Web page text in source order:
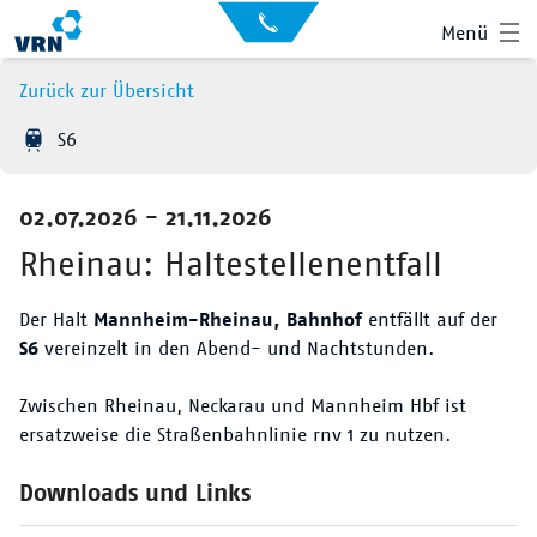
Menü
Auskunft
für
Kontakt
Leichte Sprache
Suche
Hauptnavigation
Fahrplan
Liniennetz
Mobilität
Service
Zurück zur Übersicht
S6
02.07.2026 - 21.11.2026
Rheinau: Haltestellenentfall
Der Halt Mannheim-Rheinau, Bahnhofentfällt auf der
S6 vereinzelt in den Abend- und Nachtstunden.
Zwischen Rheinau, Neckarau und Mannheim Hbf ist
ersatzweise die Straßenbahnlinie rnv 1 zu nutzen.
Downloads und Links